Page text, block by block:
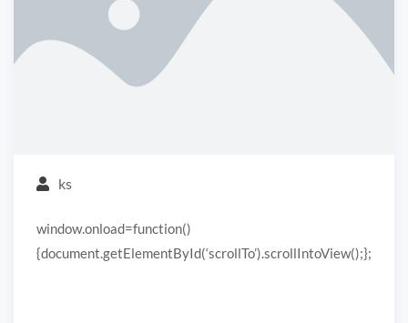
ks
window.onload=function()
{document.getElementById(‘scrollTo’).scrollIntoView();};